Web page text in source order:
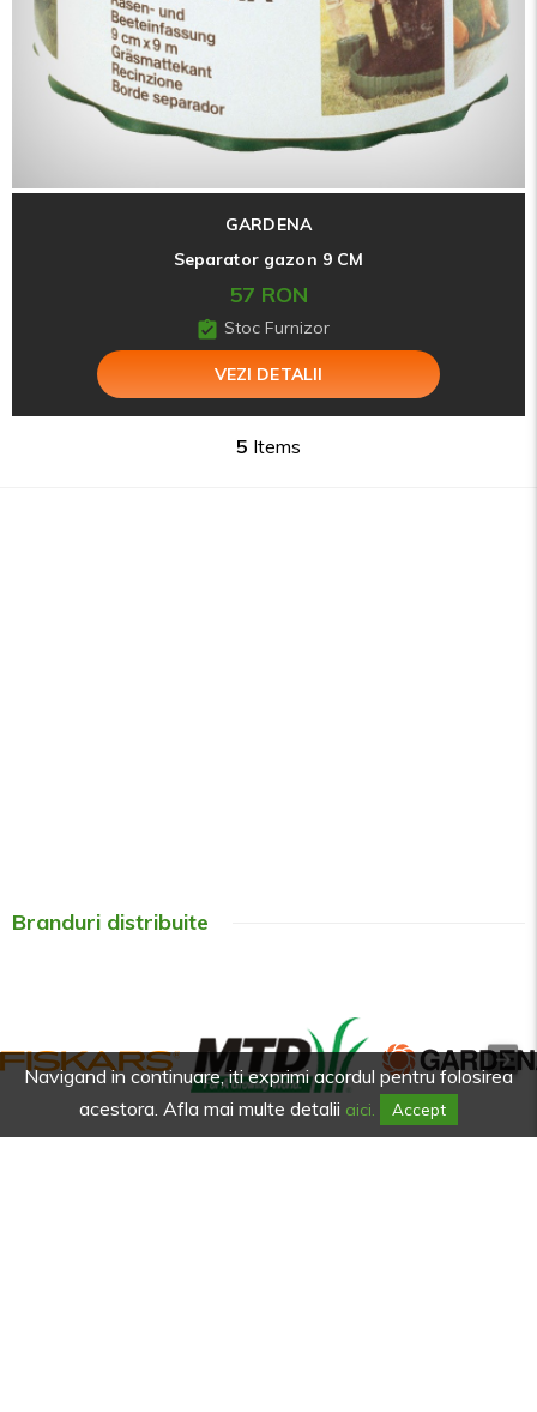
GARDENA
Separator gazon 9 CM
57 RON
Stoc Furnizor
VEZI DETALII
5 Items
Branduri distribuite
Navigand in continuare, iti exprimi acordul pentru folosirea
acestora. Afla mai multe detalii aici. Accept